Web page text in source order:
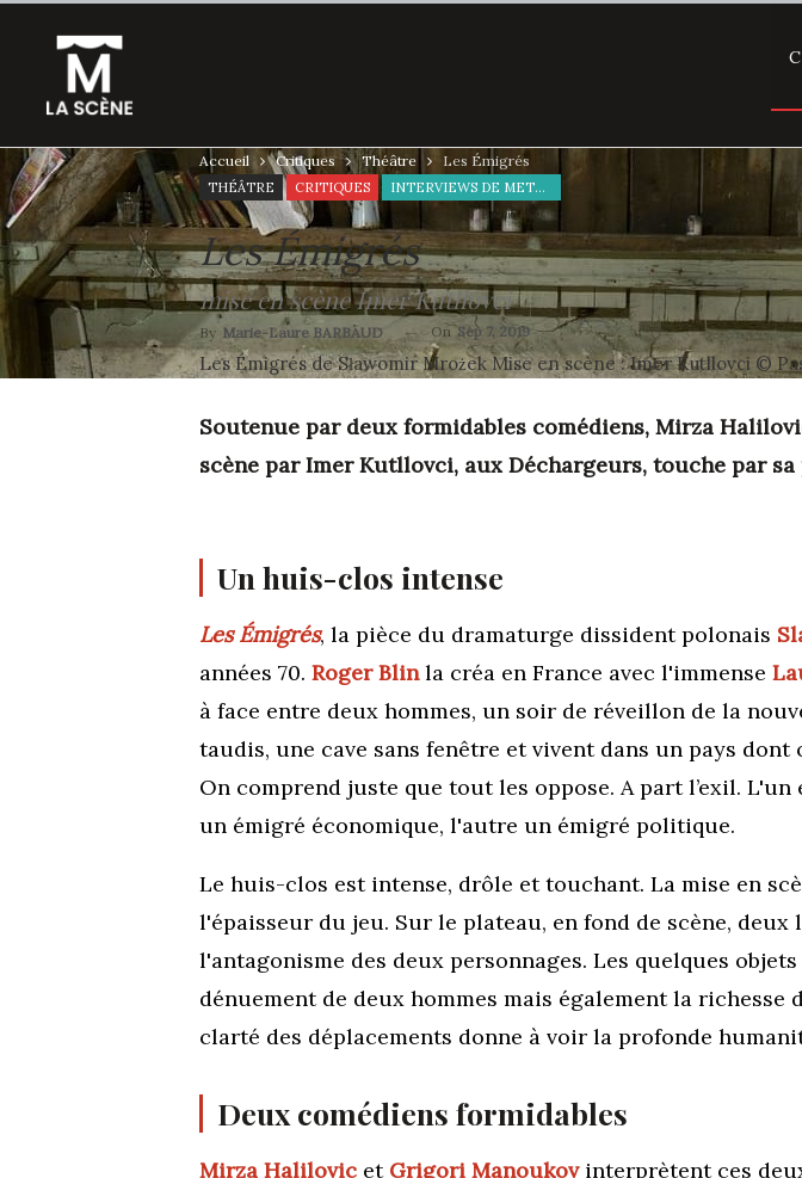
Accueil Critiques Théâtre Les Émigrés
THÉÂTRE CRITIQUES INTERVIEWS DE METTEURS EN SCÈNE
Les Émigrés
mise en scène Imer Kutllovci
By Marie-Laure BARBAUD OnSep 7, 2019
Les Émigrés de Sławomir Mrożek Mise en scène : Imer Kutllovci ©
Soutenue par deux formidables comédiens, Mirza
scène par Imer Kutllovci, aux Déchargeurs, touche par
Un huis-clos intense
Les Émigrés, la pièce du dramaturge dissidentpolonais
années 70. Roger Blinla créa en France avec l'immense
à face entre deux hommes, un soir de réveillon de la
taudis, une cave sans fenêtre et vivent dans un pays
On comprend juste que tout les oppose. A part l’exil.
un émigré économique, l'autre un émigré politique.
Le huis-clos est intense, drôle et touchant. La mise en
l'épaisseur du jeu. Sur le plateau, en fond de scène,
l'antagonisme des deux personnages. Les quelques
dénuement de deux hommes mais également la
clarté des déplacements donne à voir la profonde
Deux comédiens formidables
Mirza Halilovic et Grigori Manoukov interprètent ces